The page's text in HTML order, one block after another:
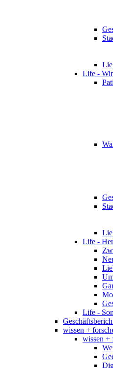
Life -
Life -
Life -
wissen +
wissen +